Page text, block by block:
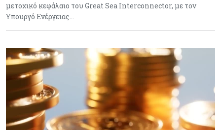
μετοχικό κεφάλαιο του Great Sea Interconnector, με τον
Υπουργό Ενέργειας…